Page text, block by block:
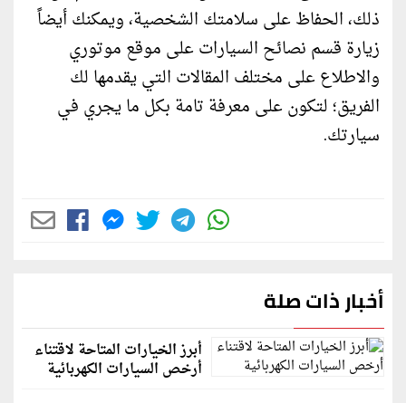
ذلك، الحفاظ على سلامتك الشخصية، ويمكنك أيضاً
زيارة قسم نصائح السيارات على موقع موتوري
والاطلاع على مختلف المقالات التي يقدمها لك
الفريق؛ لتكون على معرفة تامة بكل ما يجري في
سيارتك.
أخبار ذات صلة
أبرز الخيارات المتاحة لاقتناء
أرخص السيارات الكهربائية